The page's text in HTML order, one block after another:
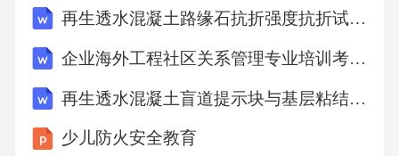
励机制设计社交元素融入持续活动更新将社交
元素融入活动中，让用户能够与他人分享活动
体验和成果，增强用户的归属感和成就感。不
断更新活动内容，保持活动的新鲜感和吸引
力，激励用户持续参与。06全球化活动融合趋
再生透水混凝土路缘石抗折强度抗折试验监理细则
企业海外工程社区关系管理专业培训考核大纲
再生透水混凝土盲道提示块与基层粘结监理细则
少儿防火安全教育